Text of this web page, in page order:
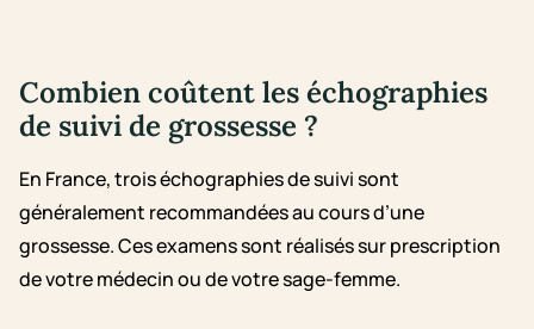
Combien coûtent les échographies
de suivi de grossesse ?
En France, trois échographies de suivi sont
généralement recommandées au cours d’une
grossesse. Ces examens sont réalisés sur prescription
de votre médecin ou de votre sage-femme.